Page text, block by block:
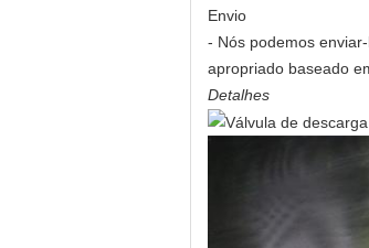
Envio
- Nós podemos
apropriado baseado
Detalhes